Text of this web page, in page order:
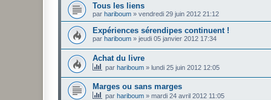
Tous les liens
par hariboum » vendredi 29 juin 2012 21:12
Expériences sérendipes continuent !
par hariboum » jeudi 05 janvier 2012 17:34
Achat du livre
par hariboum » lundi 25 juin 2012 12:05
Marges ou sans marges
par hariboum » mardi 24 avril 2012 11:05